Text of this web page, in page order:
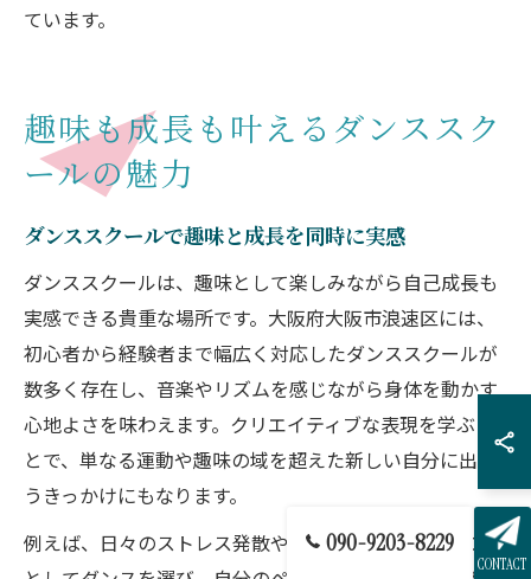
ています。
趣味も成長も叶えるダンススク
ールの魅力
ダンススクールで趣味と成長を同時に実感
ダンススクールは、趣味として楽しみながら自己成長も
実感できる貴重な場所です。大阪府大阪市浪速区には、
初心者から経験者まで幅広く対応したダンススクールが
数多く存在し、音楽やリズムを感じながら身体を動かす
心地よさを味わえます。クリエイティブな表現を学ぶこ
とで、単なる運動や趣味の域を超えた新しい自分に出会
うきっかけにもなります。
例えば、日々のストレス発散やコミュニケーションの場
090-9203-8229
CONTACT